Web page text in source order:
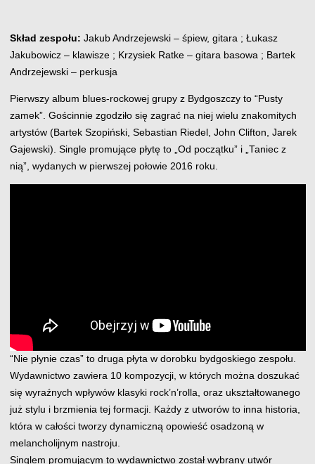
Skład zespołu: Jakub Andrzejewski – śpiew, gitara ; Łukasz
Jakubowicz – klawisze ; Krzysiek Ratke – gitara basowa ; Bartek
Andrzejewski – perkusja
Pierwszy album blues-rockowej grupy z Bydgoszczy to “Pusty
zamek”. Gościnnie zgodziło się zagrać na niej wielu znakomitych
artystów (Bartek Szopiński, Sebastian Riedel, John Clifton, Jarek
Gajewski). Single promujące płytę to „Od początku” i „Taniec z
nią”, wydanych w pierwszej połowie 2016 roku.
“Nie płynie czas” to druga płyta w dorobku bydgoskiego zespołu.
Wydawnictwo zawiera 10 kompozycji, w których można doszukać
się wyraźnych wpływów klasyki rock’n’rolla, oraz ukształtowanego
już stylu i brzmienia tej formacji. Każdy z utworów to inna historia,
która w całości tworzy dynamiczną opowieść osadzoną w
melancholijnym nastroju.
Singlem promującym to wydawnictwo został wybrany utwór